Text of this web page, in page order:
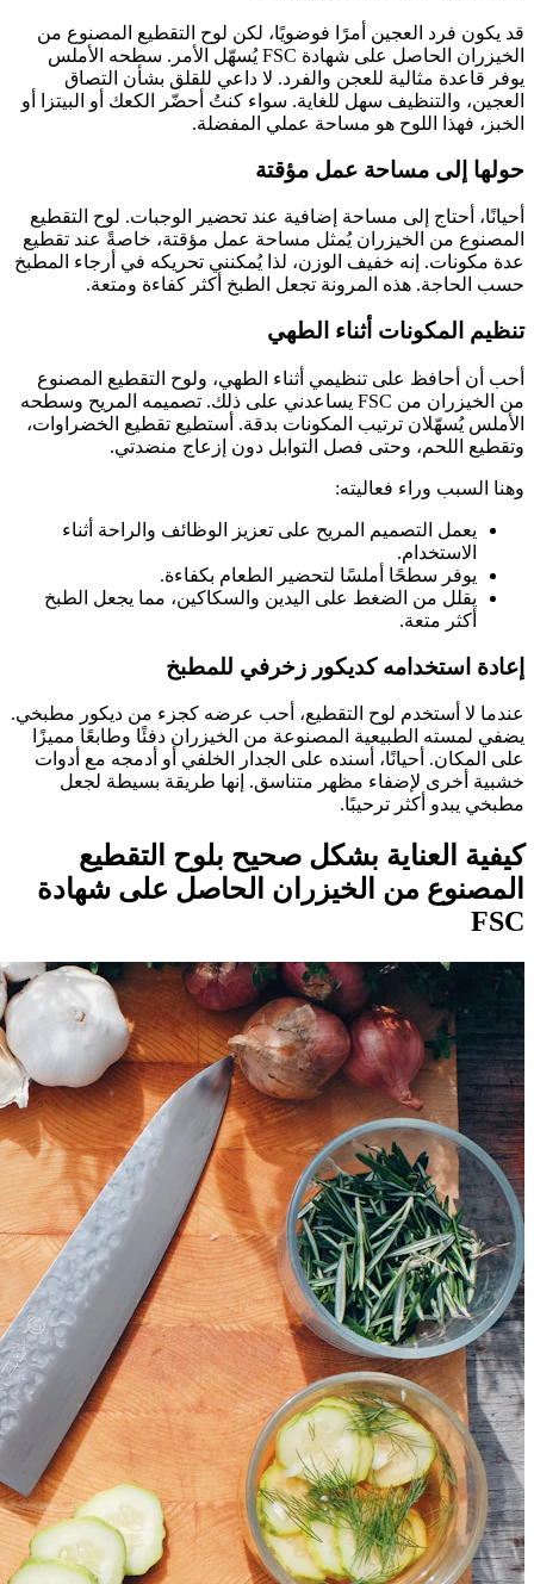
قد يكون فرد العجين أمرًا فوضويًا، لكن لوح التقطيع المصنوع من
الخيزران الحاصل على شهادة FSC يُسهّل الأمر. سطحه الأملس
يوفر قاعدة مثالية للعجن والفرد. لا داعي للقلق بشأن التصاق
العجين، والتنظيف سهل للغاية. سواء كنتُ أحضّر الكعك أو البيتزا أو
الخبز، فهذا اللوح هو مساحة عملي المفضلة.
حولها إلى مساحة عمل مؤقتة
أحيانًا، أحتاج إلى مساحة إضافية عند تحضير الوجبات. لوح التقطيع
المصنوع من الخيزران يُمثل مساحة عمل مؤقتة، خاصةً عند تقطيع
عدة مكونات. إنه خفيف الوزن، لذا يُمكنني تحريكه في أرجاء المطبخ
حسب الحاجة. هذه المرونة تجعل الطبخ أكثر كفاءة ومتعة.
تنظيم المكونات أثناء الطهي
أحب أن أحافظ على تنظيمي أثناء الطهي، ولوح التقطيع المصنوع
من الخيزران من FSC يساعدني على ذلك. تصميمه المريح وسطحه
الأملس يُسهّلان ترتيب المكونات بدقة. أستطيع تقطيع الخضراوات،
وتقطيع اللحم، وحتى فصل التوابل دون إزعاج منضدتي.
وهنا السبب وراء فعاليته:
يعمل التصميم المريح على تعزيز الوظائف والراحة أثناء
الاستخدام.
يوفر سطحًا أملسًا لتحضير الطعام بكفاءة.
يقلل من الضغط على اليدين والسكاكين، مما يجعل الطبخ
أكثر متعة.
إعادة استخدامه كديكور زخرفي للمطبخ
عندما لا أستخدم لوح التقطيع، أحب عرضه كجزء من ديكور مطبخي.
يضفي لمسته الطبيعية المصنوعة من الخيزران دفئًا وطابعًا مميزًا
على المكان. أحيانًا، أسنده على الجدار الخلفي أو أدمجه مع أدوات
خشبية أخرى لإضفاء مظهر متناسق. إنها طريقة بسيطة لجعل
مطبخي يبدو أكثر ترحيبًا.
كيفية العناية بشكل صحيح بلوح التقطيع
المصنوع من الخيزران الحاصل على شهادة
FSC